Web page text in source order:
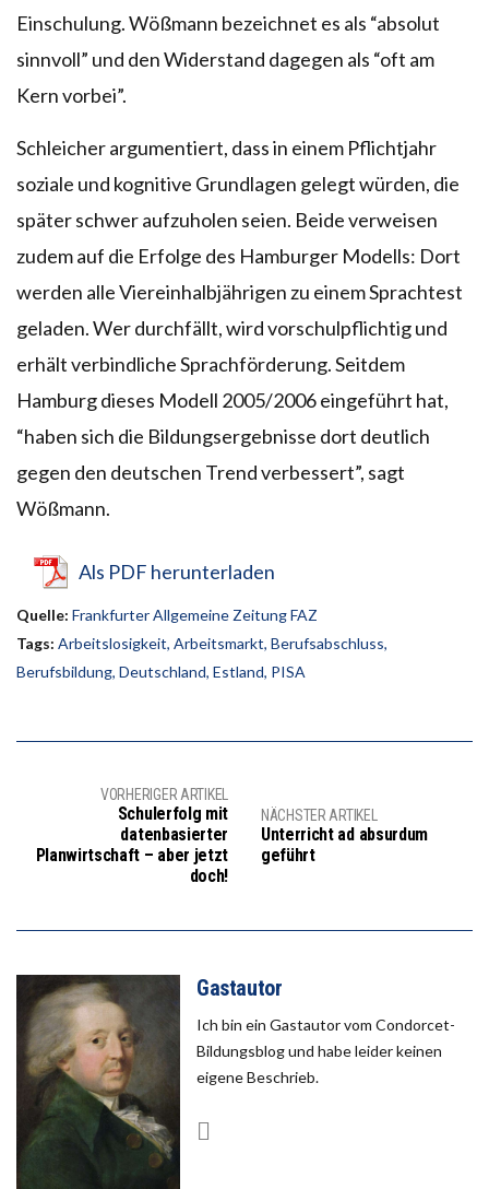
Einschulung. Wößmann bezeichnet es als “absolut
sinnvoll” und den Widerstand dagegen als “oft am
Kern vorbei”.
Schleicher argumentiert, dass in einem Pflichtjahr
soziale und kognitive Grundlagen gelegt würden, die
später schwer aufzuholen seien. Beide verweisen
zudem auf die Erfolge des Hamburger Modells: Dort
werden alle Viereinhalbjährigen zu einem Sprachtest
geladen. Wer durchfällt, wird vorschulpflichtig und
erhält verbindliche Sprachförderung. Seitdem
Hamburg dieses Modell 2005/2006 eingeführt hat,
“haben sich die Bildungsergebnisse dort deutlich
gegen den deutschen Trend verbessert”, sagt
Wößmann.
Als PDF herunterladen
Quelle: Frankfurter Allgemeine Zeitung FAZ
Tags: Arbeitslosigkeit, Arbeitsmarkt, Berufsabschluss,
Berufsbildung, Deutschland, Estland, PISA
VORHERIGER ARTIKEL
Schulerfolg mit
datenbasierter
Planwirtschaft – aber jetzt
doch!
NÄCHSTER ARTIKEL
Unterricht ad absurdum
geführt
Gastautor
Ich bin ein Gastautor vom Condorcet-
Bildungsblog und habe leider keinen
eigene Beschrieb.